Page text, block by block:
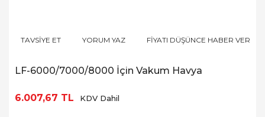
TAVSİYE ET YORUM YAZ FİYATI DÜŞÜNCE HABER VER
LF-6000/7000/8000 İçin Vakum Havya
6.007,67 TL KDV Dahil